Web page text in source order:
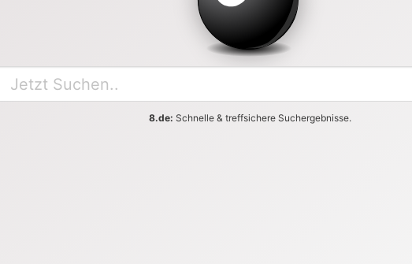
8.de: Schnelle & treffsichere Suchergebnisse.